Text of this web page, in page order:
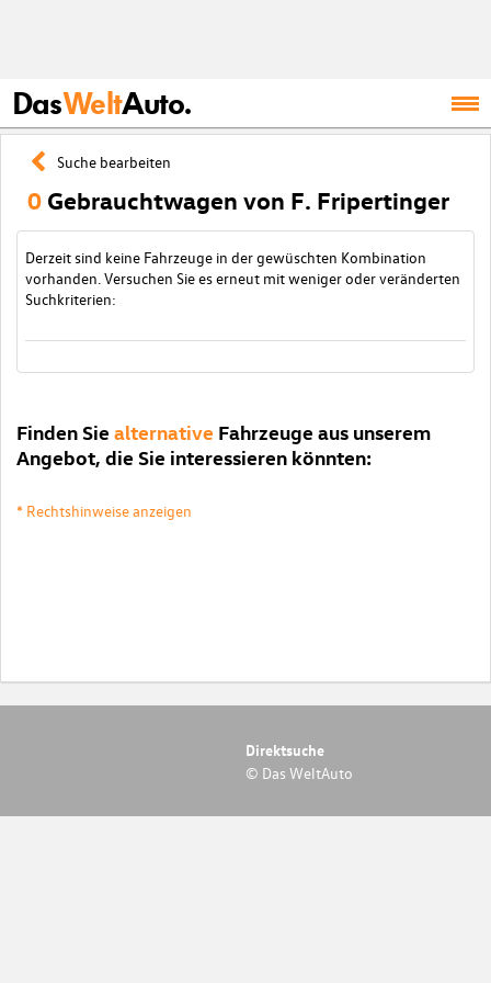
DasWeltAuto.
Suche bearbeiten
0 Gebrauchtwagen von F. Fripertinger
Derzeit sind keine Fahrzeuge in der gewüschten Kombination
vorhanden. Versuchen Sie es erneut mit weniger oder veränderten
Suchkriterien:
Finden Sie alternative Fahrzeuge aus unserem
Angebot, die Sie interessieren könnten:
* Rechtshinweise anzeigen
Direktsuche
© Das WeltAuto